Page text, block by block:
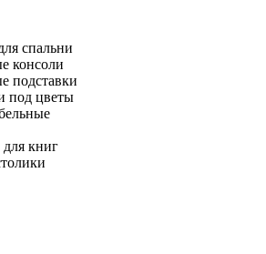
спальни
консоли
подставки
под цветы
книг